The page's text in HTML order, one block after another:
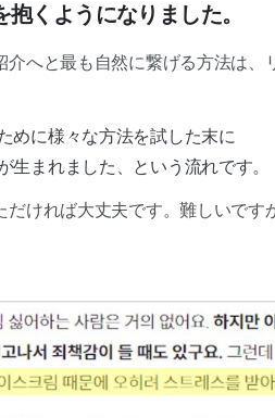
くようになりました。
介へと最も自然に繋げる方法は
めに様々な方法を試した末に
生まれました、という流れです。
ければ大丈夫です。難しいです